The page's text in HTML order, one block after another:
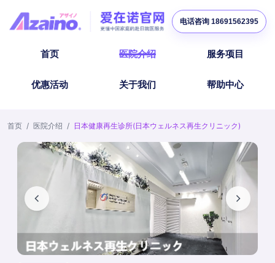
首页 医院介绍 服务项目
优惠活动 关于我们 帮助中心
电话咨询 18691562395
首页 / 医院介绍 / 日本健康再生诊所(日本ウェルネス再生クリニック)